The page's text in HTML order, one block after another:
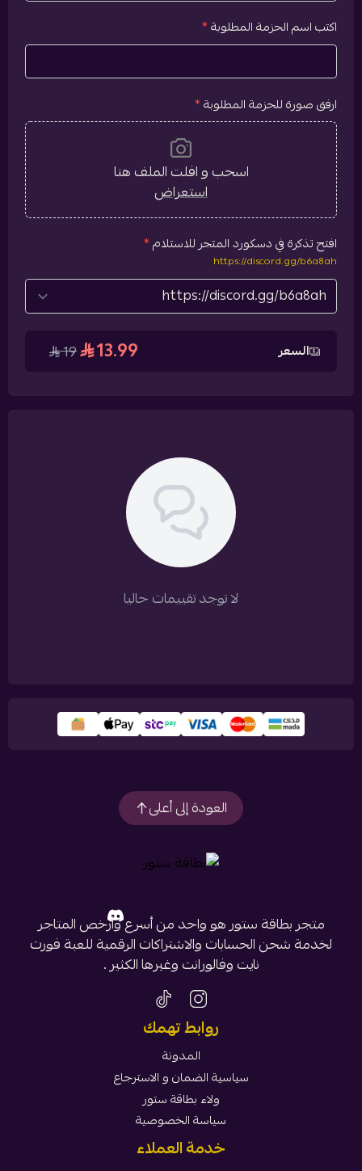
اكتب اسم الحزمة المطلوبة*
ارفق صورة للحزمة المطلوبة*
اسحب و افلت الملف هنا
استعراض
افتح تذكرة في دسكورد المتجر للاستلام*
https://discord.gg/b6a8ah
السعر 13.99
19
لا توجد تقييمات حاليا
العودة إلى أعلى
متجر بطاقة ستور هو واحد من أسرع وأرخص المتاجر
لخدمة شحن الحسابات والاشتراكات الرقمية للعبة فورت
نايت وفالورانت وغيرها الكثير .
روابط تهمك
المدونة
سياسية الضمان و الاسترجاع
ولاء بطاقة ستور
سياسة الخصوصية
خدمة العملاء